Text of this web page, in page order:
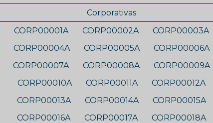
Corporativas
CORP00001A
CORP00002A
CORP00003A
CORP00004A
CORP00005A
CORP00006A
CORP00007A
CORP00008A
CORP00009A
CORP00010A
CORP00011A
CORP00012A
CORP00013A
CORP00014A
CORP00015A
CORP00016A
CORP00017A
CORP00018A